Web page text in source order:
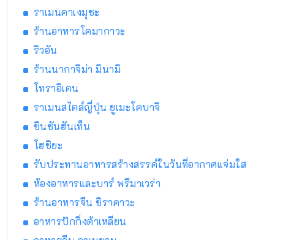
ราเมนคาเงมุชะ
ร้านอาหารโคมากาวะ
ริวอัน
ร้านนากาจิม่า มินามิ
โทราอิเคน
ราเมนสไตล์ญี่ปุ่น ยูเมะโคบาจิ
ชินซันฮันเท็น
โฮชิยะ
รับประทานอาหารสร้างสรรค์ในวันที่อากาศแจ่มใส
ห้องอาหารและบาร์ พรีมาเวร่า
ร้านอาหารจีน ชิราคาวะ
อาหารปักกิ่งต้าเหลียน